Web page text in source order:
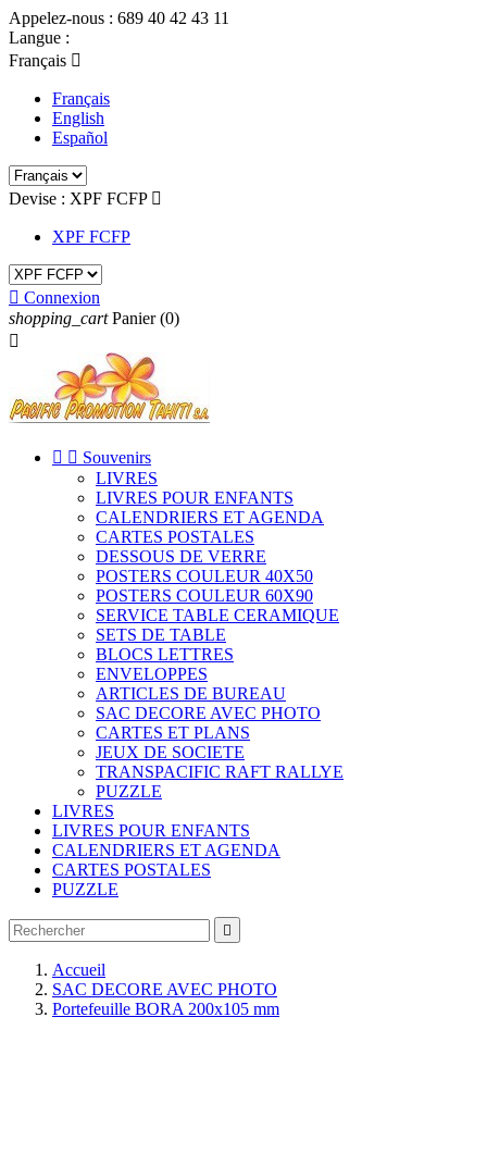
Appelez-nous : 689 40 42 43 11
Langue :
Français 
Français
English
Español
Devise : XPF FCFP 
XPF FCFP
 Connexion
shopping_cart Panier (0)

  Souvenirs
LIVRES
LIVRES POUR ENFANTS
CALENDRIERS ET AGENDA
CARTES POSTALES
DESSOUS DE VERRE
POSTERS COULEUR 40X50
POSTERS COULEUR 60X90
SERVICE TABLE CERAMIQUE
SETS DE TABLE
BLOCS LETTRES
ENVELOPPES
ARTICLES DE BUREAU
SAC DECORE AVEC PHOTO
CARTES ET PLANS
JEUX DE SOCIETE
TRANSPACIFIC RAFT RALLYE
PUZZLE
LIVRES
LIVRES POUR ENFANTS
CALENDRIERS ET AGENDA
CARTES POSTALES
PUZZLE

Accueil
SAC DECORE AVEC PHOTO
Portefeuille BORA 200x105 mm